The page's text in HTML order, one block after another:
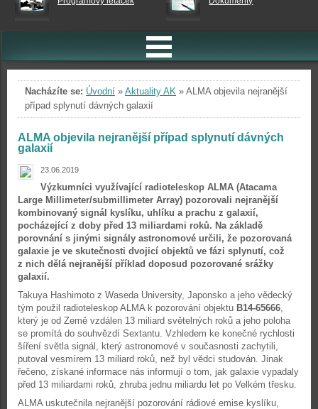
Nacházíte se: Úvodní » Aktuality AK » ALMA objevila nejranější
případ splynutí dávných galaxií
ALMA objevila nejranější případ splynutí dávných
galaxií
23.06.2019
Výzkumníci využívající radioteleskop ALMA (Atacama
Large Millimeter/submillimeter Array) pozorovali nejranější
kombinovaný signál kyslíku, uhlíku a prachu z galaxií,
pocházející z doby před 13 miliardami roků. Na základě
porovnání s jinými signály astronomové určili, že pozorovaná
galaxie je ve skutečnosti dvojicí objektů ve fázi splynutí, což
z nich dělá nejranější příklad doposud pozorované srážky
galaxií.
Takuya Hashimoto z Waseda University, Japonsko a jeho vědecký
tým použil radioteleskop ALMA k pozorování objektu B14-65666,
který je od Země vzdálen 13 miliard světelných roků a jeho poloha
se promítá do souhvězdí Sextantu. Vzhledem ke konečné rychlosti
šíření světla signál, který astronomové v současnosti zachytili,
putoval vesmírem 13 miliard roků, než byl vědci studován. Jinak
řečeno, získané informace nás informují o tom, jak galaxie vypadaly
před 13 miliardami roků, zhruba jednu miliardu let po Velkém třesku.
ALMA uskutečnila nejranější pozorování rádiové emise kyslíku,